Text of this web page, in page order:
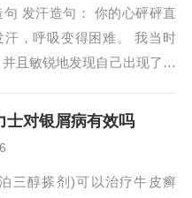
的抗感染治疗以及外用药和
...
句 发汗造句： 你的心砰砰直
汗，呼吸变得困难。 我当时
且敏锐地发现自己出现了心
浑身发汗，甚至有种想哭的
时兴奋极了，并且敏锐地发
士对银屑病有效吗
三醇搽剂)可以治疗牛皮癣